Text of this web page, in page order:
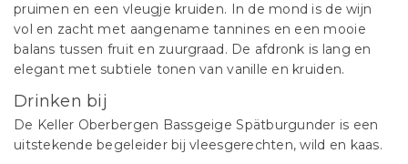
pruimen en een vleugje kruiden. In de mond is de wijn
vol en zacht met aangename tannines en een mooie
balans tussen fruit en zuurgraad. De afdronk is lang en
elegant met subtiele tonen van vanille en kruiden.
Drinken bij
De Keller Oberbergen Bassgeige Spätburgunder is een
uitstekende begeleider bij vleesgerechten, wild en kaas.